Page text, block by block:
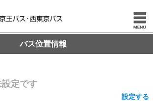
バス位置情報
定です
設定する